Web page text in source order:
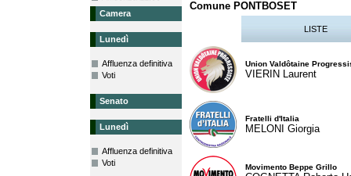
Camera
Lunedì
Affluenza definitiva
Voti
Senato
Lunedì
Affluenza definitiva
Voti
Comune PONTBOSET
LISTE
Union Valdôtaine
VIERIN Laurent
Fratelli d'Italia
MELONI Giorgia
Movimento Beppe Grillo